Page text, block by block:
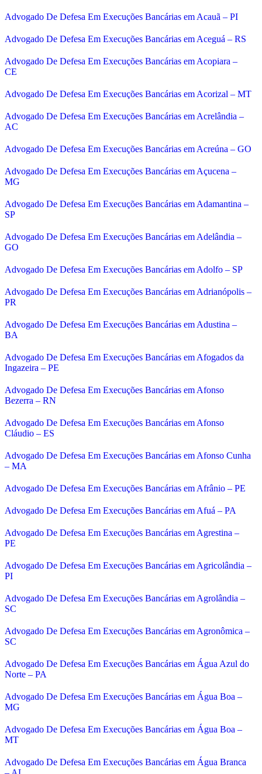
Advogado De Defesa Em Execuções Bancárias em Acauã – PI
Advogado De Defesa Em Execuções Bancárias em Aceguá – RS
Advogado De Defesa Em Execuções Bancárias em Acopiara –
CE
Advogado De Defesa Em Execuções Bancárias em Acorizal – MT
Advogado De Defesa Em Execuções Bancárias em Acrelândia –
AC
Advogado De Defesa Em Execuções Bancárias em Acreúna – GO
Advogado De Defesa Em Execuções Bancárias em Açucena –
MG
Advogado De Defesa Em Execuções Bancárias em Adamantina –
SP
Advogado De Defesa Em Execuções Bancárias em Adelândia –
GO
Advogado De Defesa Em Execuções Bancárias em Adolfo – SP
Advogado De Defesa Em Execuções Bancárias em Adrianópolis –
PR
Advogado De Defesa Em Execuções Bancárias em Adustina –
BA
Advogado De Defesa Em Execuções Bancárias em Afogados da
Ingazeira – PE
Advogado De Defesa Em Execuções Bancárias em Afonso
Bezerra – RN
Advogado De Defesa Em Execuções Bancárias em Afonso
Cláudio – ES
Advogado De Defesa Em Execuções Bancárias em Afonso Cunha
– MA
Advogado De Defesa Em Execuções Bancárias em Afrânio – PE
Advogado De Defesa Em Execuções Bancárias em Afuá – PA
Advogado De Defesa Em Execuções Bancárias em Agrestina –
PE
Advogado De Defesa Em Execuções Bancárias em Agricolândia –
PI
Advogado De Defesa Em Execuções Bancárias em Agrolândia –
SC
Advogado De Defesa Em Execuções Bancárias em Agronômica –
SC
Advogado De Defesa Em Execuções Bancárias em Água Azul do
Norte – PA
Advogado De Defesa Em Execuções Bancárias em Água Boa –
MG
Advogado De Defesa Em Execuções Bancárias em Água Boa –
MT
Advogado De Defesa Em Execuções Bancárias em Água Branca